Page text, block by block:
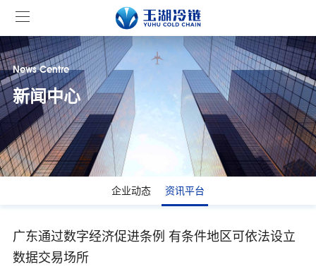
News Centre
新闻中心
企业动态 资讯平台
广东通过数字经济促进条例 有条件地区可依法设立
数据交易场所